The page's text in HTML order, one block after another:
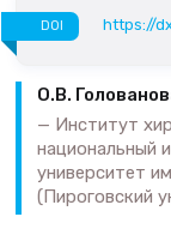
DOI https://
О.В.
Институт
национальный
университет
(Пироговский